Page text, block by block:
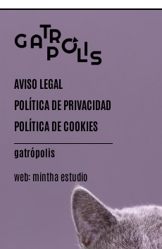
AVISO LEGAL
POLÍTICA DE PRIVACIDAD
POLÍTICA DE COOKIES
gatrópolis
web: mintha estudio